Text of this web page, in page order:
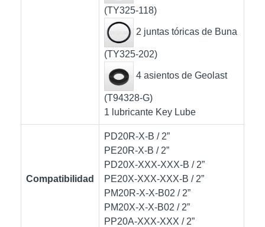
(TY325-118)
2 juntas tóricas de Buna
(TY325-202)
4 asientos de Geolast
(T94328-G)
1 lubricante Key Lube
Compatibilidad
PD20R-X-B / 2”
PE20R-X-B / 2”
PD20X-XXX-XXX-B / 2”
PE20X-XXX-XXX-B / 2”
PM20R-X-X-B02 / 2”
PM20X-X-X-B02 / 2”
PP20A-XXX-XXX / 2”